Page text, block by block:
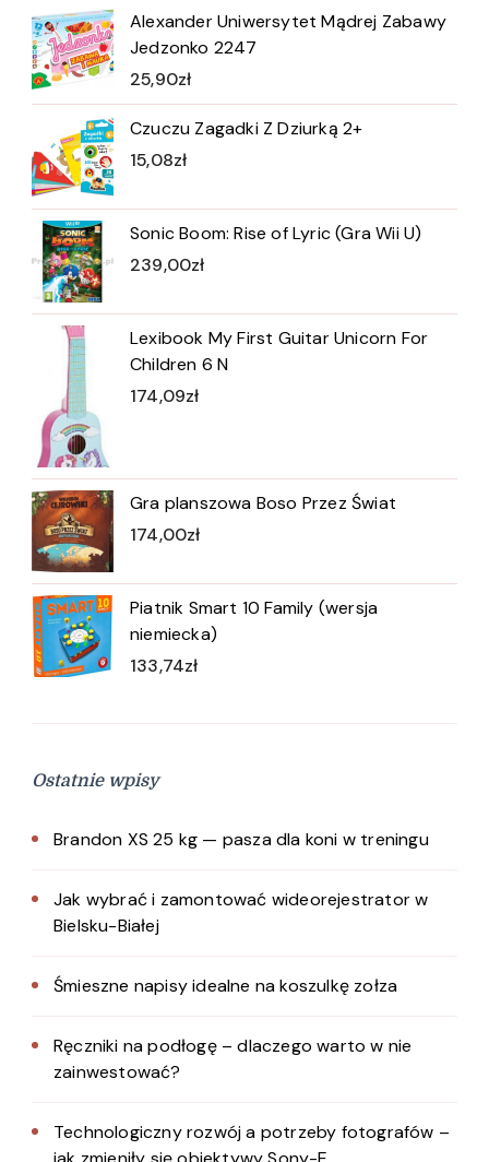
Alexander Uniwersytet Mądrej Zabawy
Jedzonko 2247
25,90zł
Czuczu Zagadki Z Dziurką 2+
15,08zł
Sonic Boom: Rise of Lyric (Gra Wii U)
239,00zł
Lexibook My First Guitar Unicorn For
Children 6 N
174,09zł
Gra planszowa Boso Przez Świat
174,00zł
Piatnik Smart 10 Family (wersja
niemiecka)
133,74zł
Ostatnie wpisy
Brandon XS 25 kg — pasza dla koni w treningu
Jak wybrać i zamontować wideorejestrator w
Bielsku-Białej
Śmieszne napisy idealne na koszulkę zołza
Ręczniki na podłogę – dlaczego warto w nie
zainwestować?
Technologiczny rozwój a potrzeby fotografów –